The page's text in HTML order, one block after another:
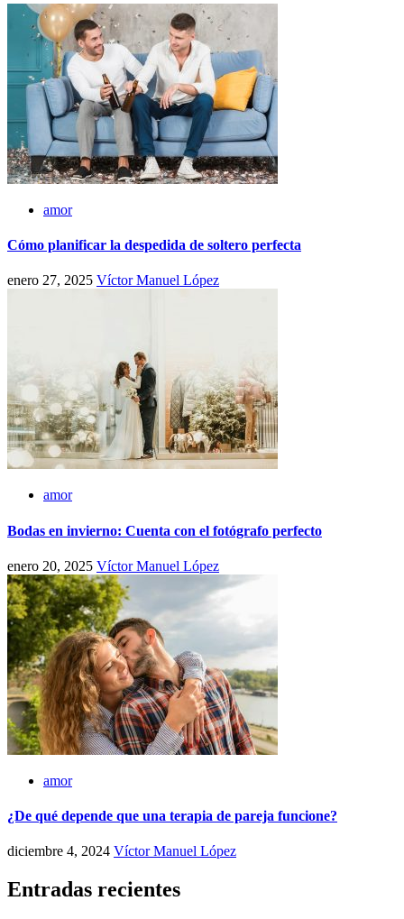
amor
Cómo planificar la despedida de soltero perfecta
enero 27, 2025 Víctor Manuel López
amor
Bodas en invierno: Cuenta con el fotógrafo perfecto
enero 20, 2025 Víctor Manuel López
amor
¿De qué depende que una terapia de pareja funcione?
diciembre 4, 2024 Víctor Manuel López
Entradas recientes